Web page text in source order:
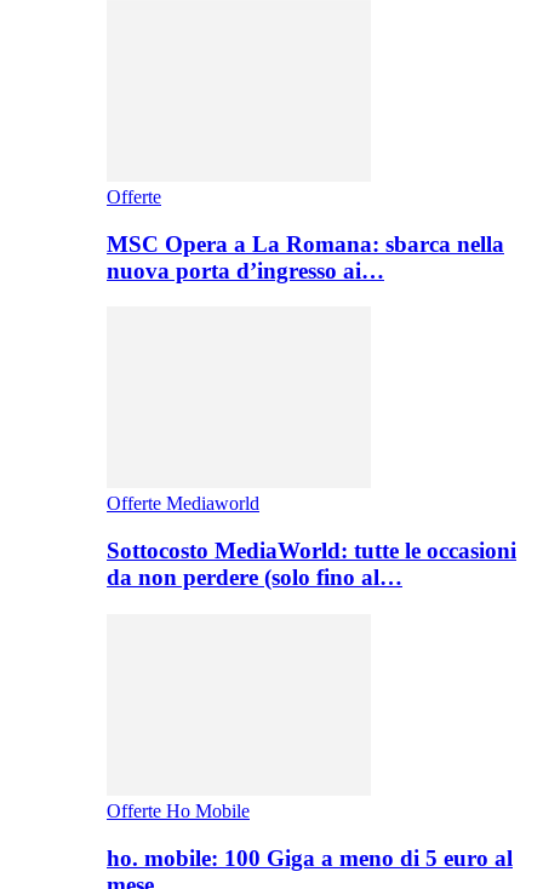
Offerte
MSC Opera a La Romana: sbarca nella
nuova porta d’ingresso ai…
Offerte Mediaworld
Sottocosto MediaWorld: tutte le occasioni
da non perdere (solo fino al…
Offerte Ho Mobile
ho. mobile: 100 Giga a meno di 5 euro al